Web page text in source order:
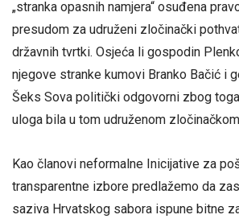
„stranka opasnih namjera“ osuđena
presudom za udruženi zločinački
državnih tvrtki. Osjeća li gospodin
njegove stranke kumovi Branko Bačić i
Šeks Sova politički odgovorni zbog
uloga bila u tom udruženom
Kao članovi neformalne Inicijative za
transparentne izbore predlažemo da
saziva Hrvatskog sabora ispune bitne